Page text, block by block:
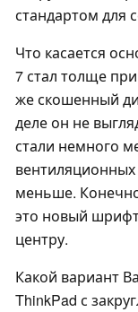
стандартом для
Что касается
7 стал толще
же скошенный
деле он не
стали немного
меньше.
это новый
центру.
Какой вариант
ThinkPad с